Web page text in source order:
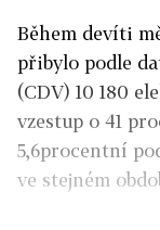
Během devíti
přibylo podle
(CDV) 10 180
vzestup o 41
5,6procentní
ve stejném